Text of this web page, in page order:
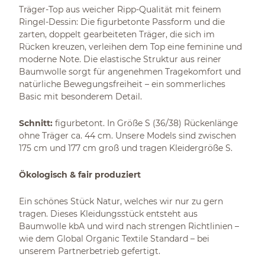
Träger-Top aus weicher Ripp-Qualität mit feinem
Ringel-Dessin: Die figurbetonte Passform und die
zarten, doppelt gearbeiteten Träger, die sich im
Rücken kreuzen, verleihen dem Top eine feminine und
moderne Note. Die elastische Struktur aus reiner
Baumwolle sorgt für angenehmen Tragekomfort und
natürliche Bewegungsfreiheit – ein sommerliches
Basic mit besonderem Detail.
Schnitt: figurbetont. In Größe S (36/38) Rückenlänge
ohne Träger ca. 44 cm. Unsere Models sind zwischen
175 cm und 177 cm groß und tragen Kleidergröße S.
Ökologisch & fair produziert
Ein schönes Stück Natur, welches wir nur zu gern
tragen. Dieses Kleidungsstück entsteht aus
Baumwolle kbA und wird nach strengen Richtlinien –
wie dem Global Organic Textile Standard – bei
unserem Partnerbetrieb gefertigt.